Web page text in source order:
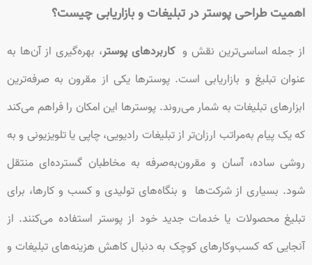
اهمیت طراحی پوستردر تبلیغات و بازاریابی چیست؟
از جمله اساسی‌ترین نقش وکاربردهای پوستر، بهره‌گیری از آن‌ها به
عنوان تبلیغ و بازاریابی است. پوسترها یکی از مقرون به صرفه‌ترین
ابزارهای تبلیغات به شمار می‌روند. پوسترها این امکان را فراهم می‌کند
که یک پیام به‌مراتب ارزان‌تر از تبلیغات رادیویی، چاپی یا تلویزیونی و به
روشی ساده، آسان و مقرون‌به‌صرفه به مخاطبان گسترده‌ای منتقل
شود. بسیاری از شرکت‌ها و بنگاه‌های تولیدی و کسب و کارها، برای
تبلیغ محصولات یا خدمات جدید خود از پوستر استفاده می‌کنند. از
آنجایی که کسب‌وکارهای کوچک به دنبال کاهش هزینه‌های تبلیغات و